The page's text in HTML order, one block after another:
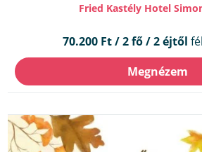
Fried Kastély Hotel
70.200 Ft / 2 fő / 2 éjtől
Megnézem